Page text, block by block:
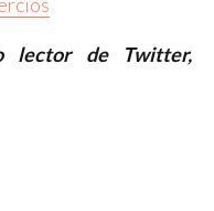
lector de Twitter,